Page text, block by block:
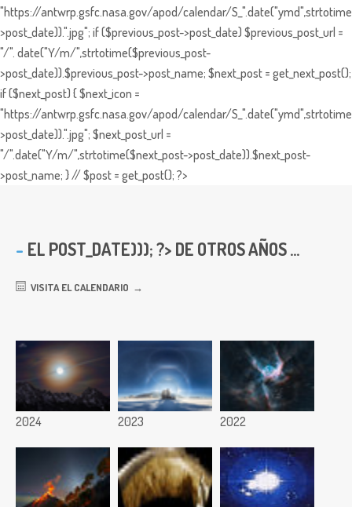
"https://antwrp.gsfc.nasa.gov/apod/calendar/
>post_date)).".jpg"; if ($previous_post->post_date) $previous_post_url =
"/". date("Y/m/",strtotime($previous_post-
>post_date)).$previous_post->post_name; $next_post = get_next_post();
if ($next_post) { $next_icon =
"https://antwrp.gsfc.nasa.gov/apod/calendar/
>post_date)).".jpg"; $next_post_url =
"/".date("Y/m/",strtotime($next_post->post_date)).$next_post-
>post_name; } // $post = get_post(); ?>
EL POST_DATE))); ?> DE OTROS AÑOS ...
VISITA EL CALENDARIO
2024 2023 2022